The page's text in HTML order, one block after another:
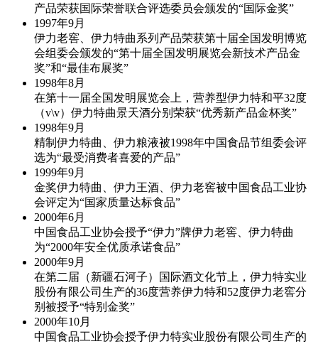
产品荣获国际荣誉联合评选委员会颁发的“国际金奖”
1997年9月
伊力老窖、伊力特曲系列产品荣获第十届全国发明博览
会组委会颁发的“第十届全国发明展览会新技术产品金
奖”和“最佳布展奖”
1998年8月
在第十一届全国发明展览会上，营养型伊力特和平32度
（v\v）伊力特曲景天酒分别荣获“优秀新产品金杯奖”
1998年9月
精制伊力特曲、伊力粮液被1998年中国食品节组委会评
选为“最受消费者喜爱的产品”
1999年9月
金奖伊力特曲、伊力王酒、伊力老窖被中国食品工业协
会评定为“国家质量达标食品”
2000年6月
中国食品工业协会授予“伊力”牌伊力老窖、伊力特曲
为“2000年安全优质承诺食品”
2000年9月
在第二届（新疆石河子）国际酒文化节上，伊力特实业
股份有限公司生产的36度营养伊力特和52度伊力老窖分
别被授予“特别金奖”
2000年10月
中国食品工业协会授予伊力特实业股份有限公司生产的